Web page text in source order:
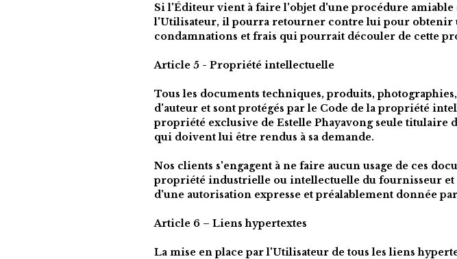
Si l'Éditeur vient à faire l'objet d'une procédure
l'Utilisateur, il pourra retourner contre lui pour obtenir
condamnations et frais qui pourrait découler de cette
Article 5 - Propriété intellectuelle
Tous les documents techniques, produits,
d'auteur et sont protégés par le Code de la propriété
propriété exclusive de Estelle Phayavong seule titulaire
qui doivent lui être rendus à sa demande.
Nos clients s'engagent à ne faire aucun usage de ces
propriété industrielle ou intellectuelle du fournisseur et
d'une autorisation expresse et préalablement donnée
Article 6 – Liens hypertextes
La mise en place par l'Utilisateur de tous les liens